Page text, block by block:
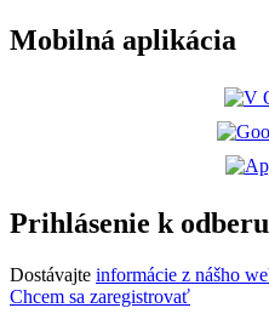
Mobilná aplikácia
Prihlásenie k
Dostávajte informácie z nášho
Chcem sa zaregistrovať